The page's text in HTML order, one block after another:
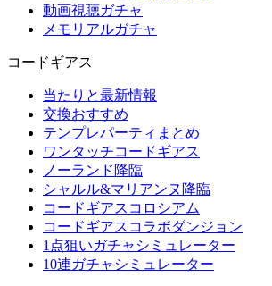
動画視聴ガチャ
メモリアルガチャ
コードギアス
当たりと最新情報
交換おすすめ
テンプレパーティまとめ
ワンタッチコードギアス
ノーランド降臨
シャルル&マリアンヌ降臨
コードギアスコロシアム
コードギアスコラボダンジョン
1点狙いガチャシミュレーター
10連ガチャシミュレーター